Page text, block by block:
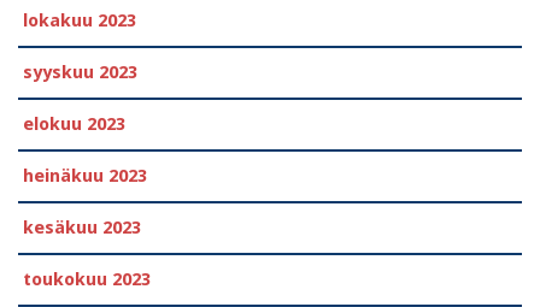
lokakuu 2023
syyskuu 2023
elokuu 2023
heinäkuu 2023
kesäkuu 2023
toukokuu 2023